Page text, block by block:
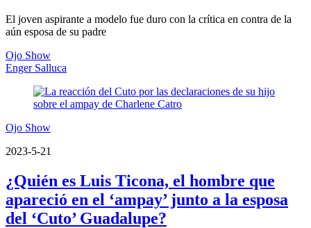
El joven aspirante a modelo fue duro con la crítica en contra de la
aún esposa de su padre
Ojo Show
Enger Salluca
Ojo Show
2023-5-21
¿Quién es Luis Ticona, el hombre que
apareció en el ‘ampay’ junto a la esposa
del ‘Cuto’ Guadalupe?